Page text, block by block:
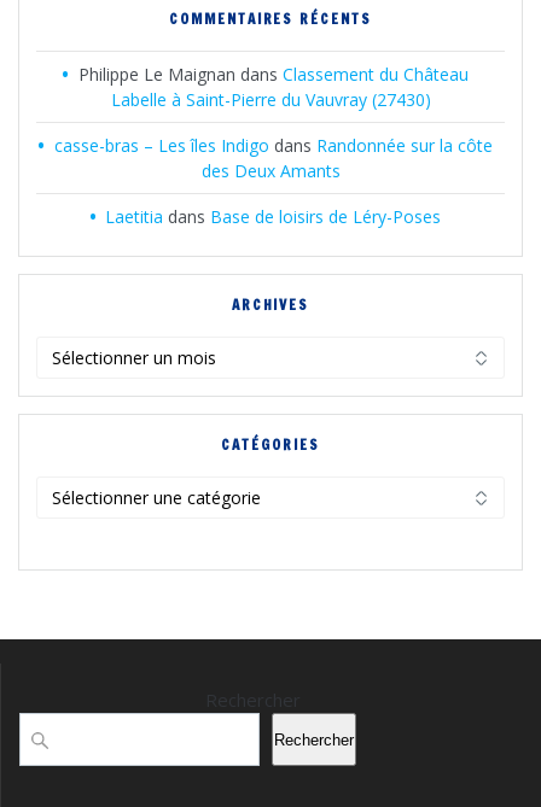
COMMENTAIRES RÉCENTS
Philippe Le Maignan dans Classement du Château
Labelle à Saint-Pierre du Vauvray (27430)
casse-bras – Les îles Indigo dans Randonnée sur la côte
des Deux Amants
Laetitia dans Base de loisirs de Léry-Poses
ARCHIVES
CATÉGORIES
Rechercher